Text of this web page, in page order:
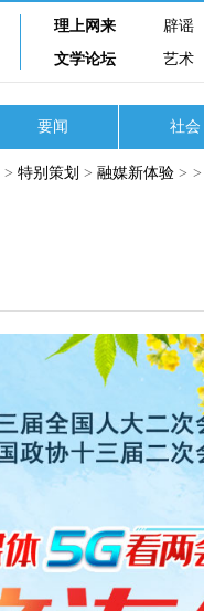
理上网来 辟谣
文学论坛
艺术
要闻 社会
> 特别策划 > 融媒新体验 > >